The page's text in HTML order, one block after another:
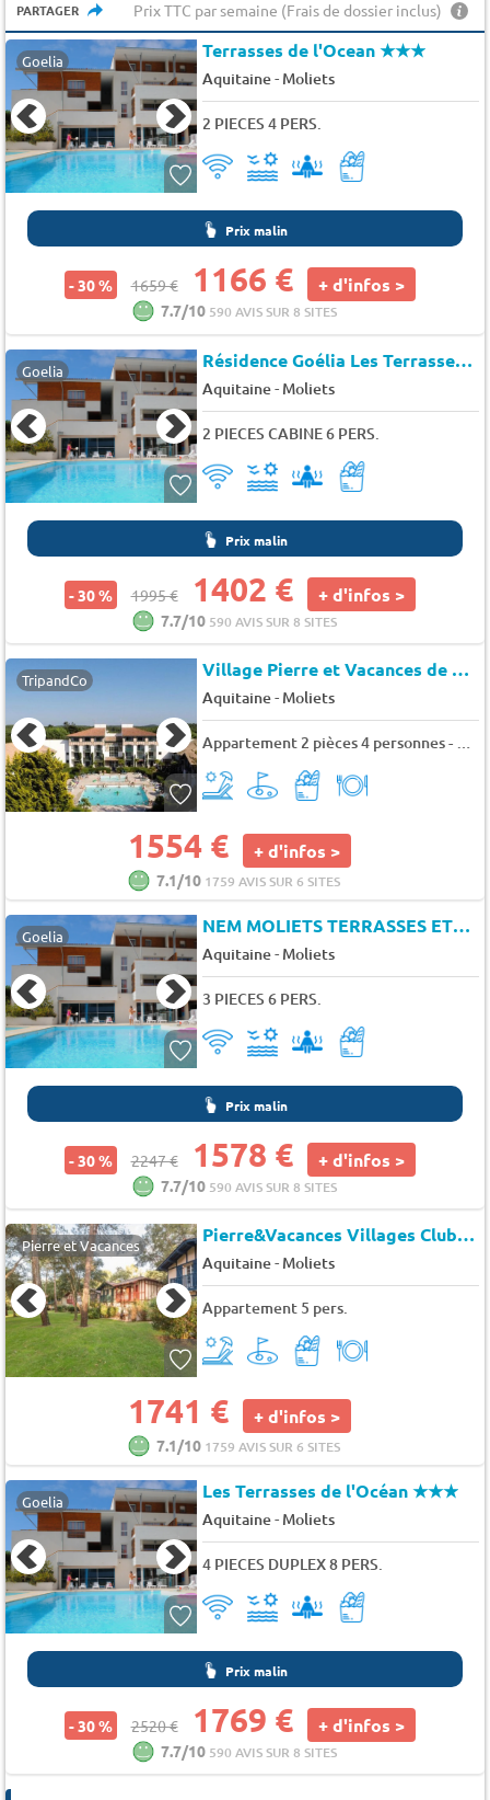
PARTAGER Prix TTC par semaine (Frais de dossier inclus)
Goelia Terrasses de l'Ocean★★★
Aquitaine- Moliets
2 PIECES 4 PERS.
Prix malin
- 30 % 1659 € 1166 € + d'infos >
7.7/10 590 AVIS SUR 8 SITES
Goelia Résidence Goélia Les Terrasses de l'Océan
Aquitaine- Moliets
2 PIECES CABINE 6 PERS.
Prix malin
- 30 % 1995 € 1402 € + d'infos >
7.7/10 590 AVIS SUR 8 SITES
TripandCo Village Pierre et Vacances de Moliets
Aquitaine- Moliets
Appartement 2 pièces 4 personnes - Confort - 4 pers. - 27m2 - TV
1554 € + d'infos >
7.1/10 1759 AVIS SUR 6 SITES
Goelia NEM MOLIETS TERRASSES ETE
Aquitaine- Moliets
3 PIECES 6 PERS.
Prix malin
- 30 % 2247 € 1578 € + d'infos >
7.7/10 590 AVIS SUR 8 SITES
Pierre et Vacances Pierre&Vacances Villages Clubs Moliets
Aquitaine- Moliets
Appartement 5 pers.
1741 € + d'infos >
7.1/10 1759 AVIS SUR 6 SITES
Goelia Les Terrasses de l'Océan★★★
Aquitaine- Moliets
4 PIECES DUPLEX 8 PERS.
Prix malin
- 30 % 2520 € 1769 € + d'infos >
7.7/10 590 AVIS SUR 8 SITES